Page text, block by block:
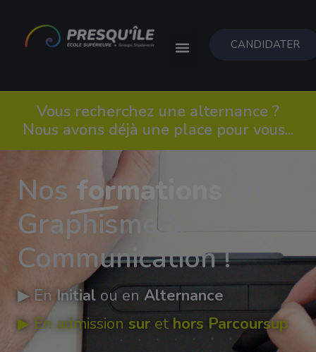
CANDIDATER
Vous recherchez une alternance ?
Nous avons déjà une place pour vous...
Nos formations
Graphisme &
Communication !
▶︎ En Initial ou en Alternance
▶︎ En admission sur et hors Parcoursup